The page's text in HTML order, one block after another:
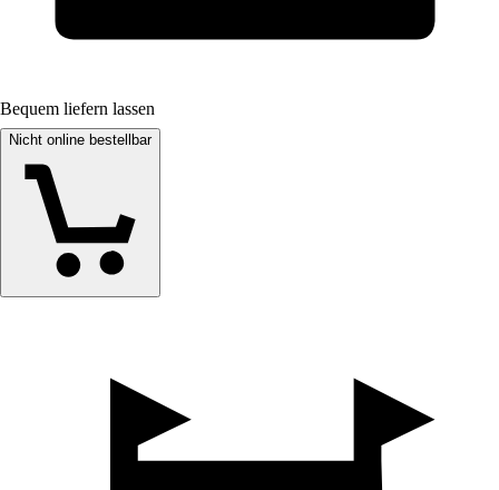
Bequem liefern lassen
Nicht online bestellbar